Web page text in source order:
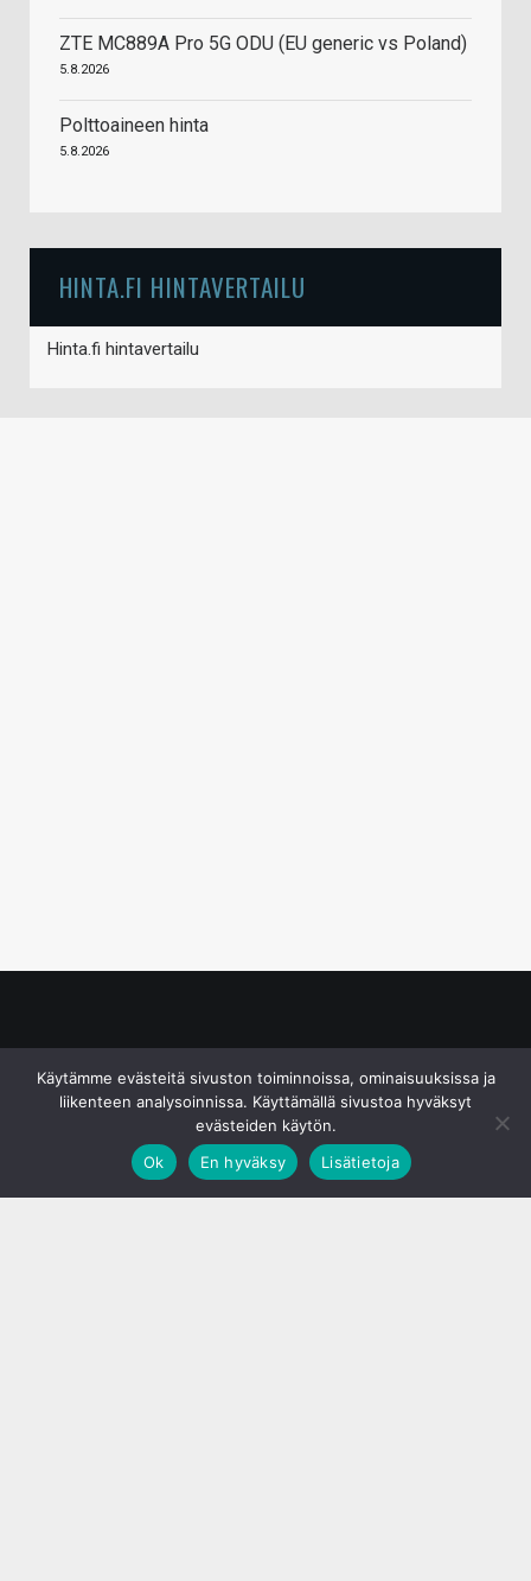
ZTE MC889A Pro 5G ODU (EU generic vs Poland)
5.8.2026
Polttoaineen hinta
5.8.2026
HINTA.FI HINTAVERTAILU
Hinta.fi hintavertailu
Käytämme evästeitä sivuston toiminnoissa, ominaisuuksissa ja
liikenteen analysoinnissa. Käyttämällä sivustoa hyväksyt
evästeiden käytön.
Ok
En hyväksy Lisätietoja